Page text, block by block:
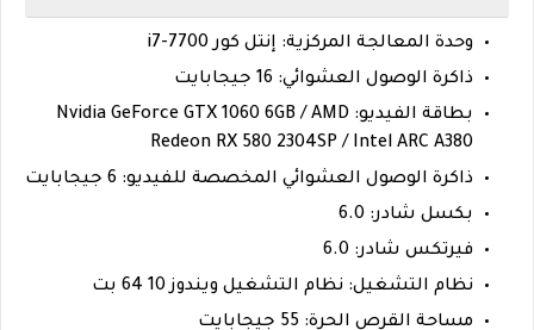
وحدة المعالجة المركزية: إنتل كور i7-7700
ذاكرة الوصول العشوائي: 16 جيجابايت
بطاقة الفيديو: Nvidia GeForce GTX 1060 6GB / AMD
Redeon RX 580 2304SP / Intel ARC A380
ذاكرة الوصول العشوائي المخصصة للفيديو: 6 جيجابايت
بكسل شادر: 6.0
فيرتكس شادر: 6.0
نظام التشغيل: نظام التشغيل ويندوز 10 64 بت
مساحة القرص الحرة: 55 جيجابايت